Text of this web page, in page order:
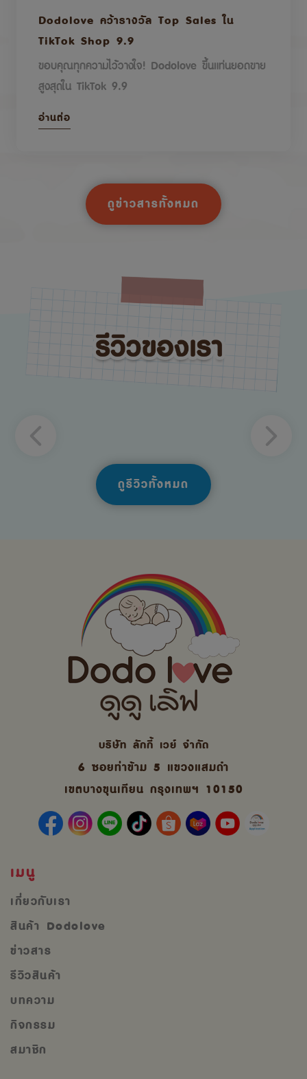
Dodolove คว้ารางวัล Top Sales ใน
TikTok Shop 9.9
ขอบคุณทุกความไว้วางใจ! Dodolove ขึ้นแท่นยอดขาย
สูงสุดใน TikTok 9.9
อ่านต่อ
ดูข่าวสารทั้งหมด
ดูรีวิวทั้งหมด
บริษัท ลักกี้ เวย์ จํากัด
6 ซอยท่าข้าม 5 แขวงแสมดำ
เขตบางขุนเทียน กรุงเทพฯ 10150
เมนู
เกี่ยวกับเรา
สินค้า Dodolove
ข่าวสาร
รีวิวสินค้า
บทความ
กิจกรรม
สมาชิก